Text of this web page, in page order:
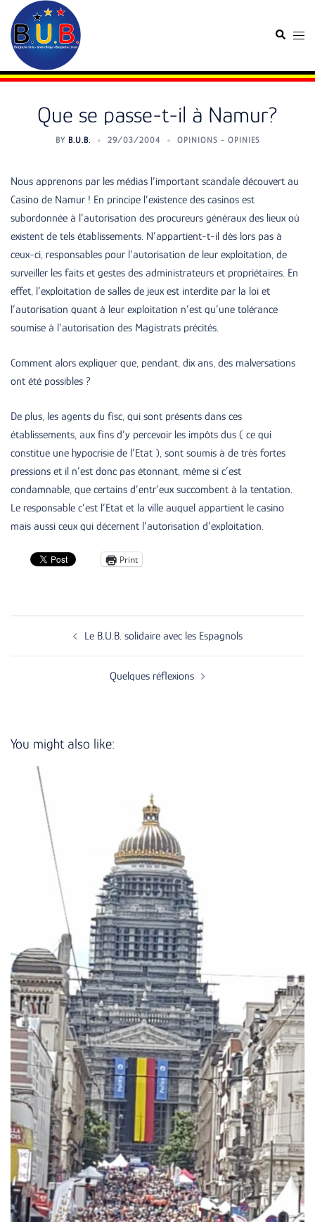
content
Search
Que se passe-t-il à Namur?
BY B.U.B. 29/03/2004 OPINIONS - OPINIES
Nous apprenons par les médias l’important scandale découvert au
Casino de Namur ! En principe l’existence des casinos est
subordonnée à l’autorisation des procureurs généraux des lieux où
existent de tels établissements. N’appartient-t-il dès lors pas à
ceux-ci, responsables pour l’autorisation de leur exploitation, de
surveiller les faits et gestes des administrateurs et propriétaires. En
effet, l’exploitation de salles de jeux est interdite par la loi et
l’autorisation quant à leur exploitation n’est qu’une tolérance
soumise à l’autorisation des Magistrats précités.
Comment alors expliquer que, pendant, dix ans, des malversations
ont été possibles ?
De plus, les agents du fisc, qui sont présents dans ces
établissements, aux fins d’y percevoir les impôts dus ( ce qui
constitue une hypocrisie de l’Etat ), sont soumis à de très fortes
pressions et il n’est donc pas étonnant, même si c’est
condamnable, que certains d’entr’eux succombent à la tentation.
Le responsable c’est l’Etat et la ville auquel appartient le casino
mais aussi ceux qui décernent l’autorisation d’exploitation.
Print
Post
navigation Le B.U.B. solidaire avec les Espagnols
Quelques réflexions
You might also like: